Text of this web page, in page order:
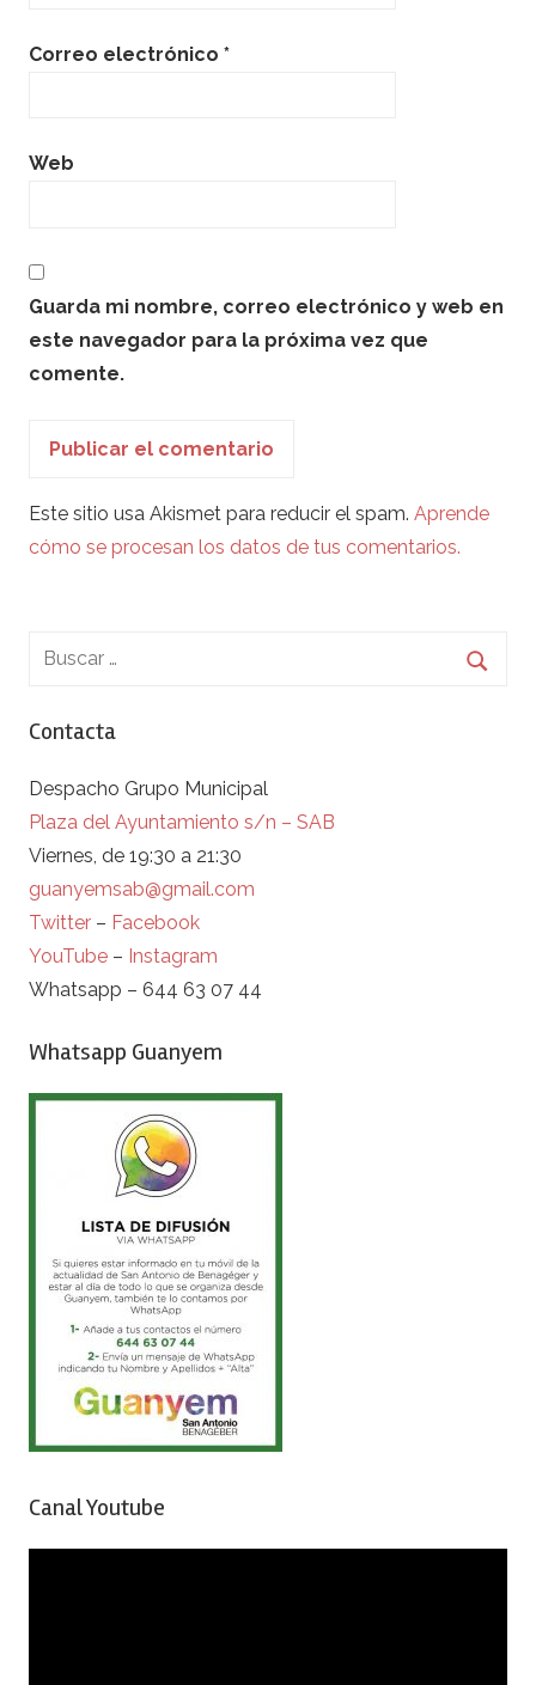
Correo electrónico *
Web
Guarda mi nombre, correo electrónico y web en
este navegador para la próxima vez que
comente.
Este sitio usa Akismet para reducir el spam. Aprende
cómo se procesan los datos de tus comentarios.
Contacta
Despacho Grupo Municipal
Plaza del Ayuntamiento s/n – SAB
Viernes, de 19:30 a 21:30
guanyemsab@gmail.com
Twitter – Facebook
YouTube – Instagram
Whatsapp – 644 63 07 44
Whatsapp Guanyem
Canal Youtube